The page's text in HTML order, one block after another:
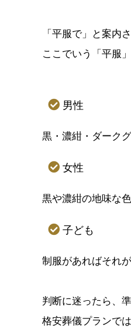
「平服で」と案内
ここでいう「平服
男性
黒・濃紺・ダーク
女性
黒や濃紺の地味な
子ども
制服があればそれ
判断に迷ったら、
格安葬儀プランで